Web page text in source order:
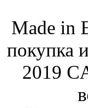
Made in
покупка
2019